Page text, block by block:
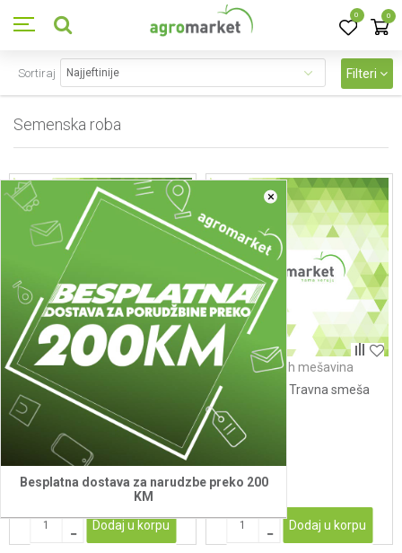
0 0
×
Besplatna dostava za narudzbe preko 200
KM
Semenska roba
Sortiraj Filteri
Detelinsko - travne smeše
Semenarna Detelinsko -
travna smeša LIVADA 5 kg
(BiH)
46,57
Dodaj u korpu
Seme travnih mešavina
Semenarna Travna smeša
12,40
Dodaj u korpu